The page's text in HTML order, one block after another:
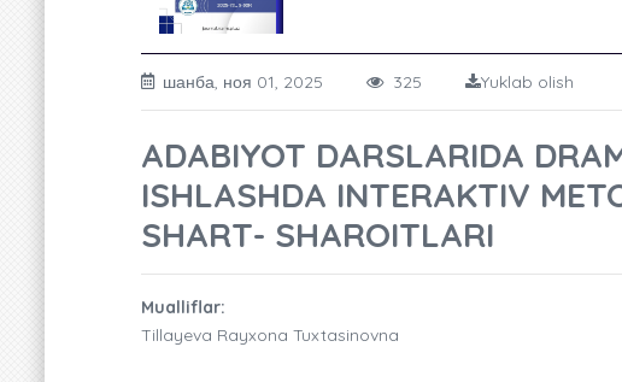
шанба, ноя 01, 2025 325 Yuklab olish
ADABIYOT DARSLARIDA
ISHLASHDA INTERAKTIV
SHART- SHAROITLARI
Mualliflar:
Tillayeva Rayxona Tuxtasinovna